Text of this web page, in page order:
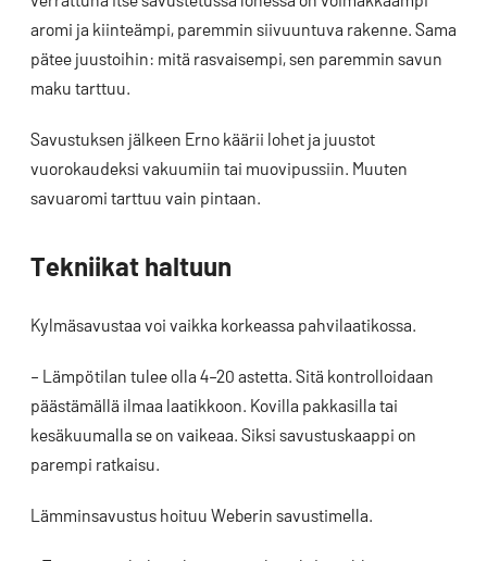
aromi ja kiinteämpi, paremmin siivuuntuva rakenne. Sama
pätee juustoihin: mitä rasvaisempi, sen paremmin savun
maku tarttuu.
Savustuksen jälkeen Erno käärii lohet ja juustot
vuorokaudeksi vakuumiin tai muovipussiin. Muuten
savuaromi tarttuu vain pintaan.
Tekniikat haltuun
Kylmäsavustaa voi vaikka korkeassa pahvilaatikossa.
– Lämpötilan tulee olla 4–20 astetta. Sitä kontrolloidaan
päästämällä ilmaa laatikkoon. Kovilla pakkasilla tai
kesäkuumalla se on vaikeaa. Siksi savustuskaappi on
parempi ratkaisu.
Lämminsavustus hoituu Weberin savustimella.